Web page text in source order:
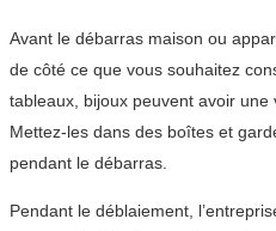
Avant le débarras maison ou
de côté ce que vous souhaitez
tableaux, bijoux peuvent avoir une
Mettez-les dans des boîtes et
pendant le débarras.
Pendant le déblaiement,